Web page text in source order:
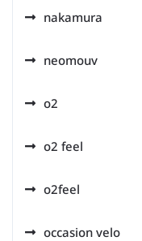
nakamura
neomouv
o2
o2 feel
o2feel
occasion velo